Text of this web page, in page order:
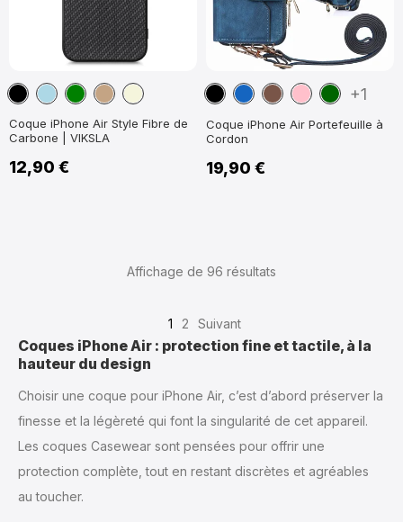
NoirBleuVertMarron
Beige
Coque iPhone Air Style Fibre de
Carbone | VIKSLA
12,90 €
NoirBleuMarron
RoseVert +1
Coque iPhone Air Portefeuille à
Cordon
19,90 €
Affichage de 96 résultats
1 2 Suivant
Coques iPhone Air : protection fine et tactile, à la
hauteur du design
Choisir une coque pour iPhone Air, c’est d’abord préserver la
finesse et la légèreté qui font la singularité de cet appareil.
Les coques Casewear sont pensées pour offrir une
protection complète, tout en restant discrètes et agréables
au toucher.